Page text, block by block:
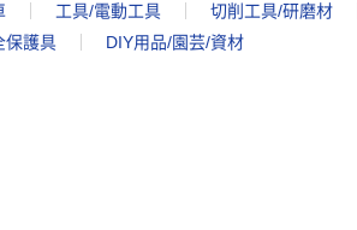
工具/電動工具 切削工具/研磨材
保護具 DIY用品/園芸/資材